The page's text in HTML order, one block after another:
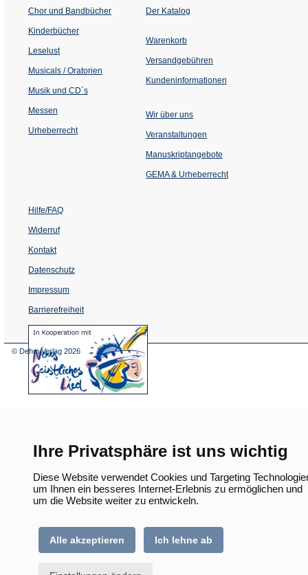
Ihre Privatsphäre ist uns wichtig
Diese Website verwendet Cookies und Targeting
um Ihnen ein besseres Internet-Erlebnis zu ermöglichen und
um die Website weiter zu entwickeln.
Alle akzeptieren Ich lehne ab
Chor und Bandbücher
Kinderbücher
Leselust
Musicals / Oratorien
Musik und CD´s
Messen
Urheberrecht
Der Katalog
Warenkorb
Versandgebühren
Kundeninformationen
Wir über uns
Veranstaltungen
einem
Tab)
Manuskriptangebote
GEMA & Urheberrecht
Hilfe/FAQ
Widerruf
Kontakt
Datenschutz
Impressum
Barrierefreiheit
(Öffnet
in
© Dehm Verlag 2026